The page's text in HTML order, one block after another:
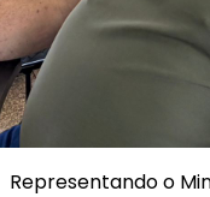
Representando o